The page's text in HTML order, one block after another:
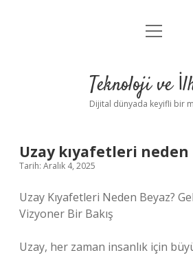
Anasayfa
Yasal Uyarı
menüyü
Teknoloji ve
Dijital dünyada keyifli bir
Uzay kıyafetleri neden
Tarih: Aralık 4, 2025
Uzay Kıyafetleri Neden Beyaz?
Vizyoner Bir Bakış
Uzay, her zaman insanlık için